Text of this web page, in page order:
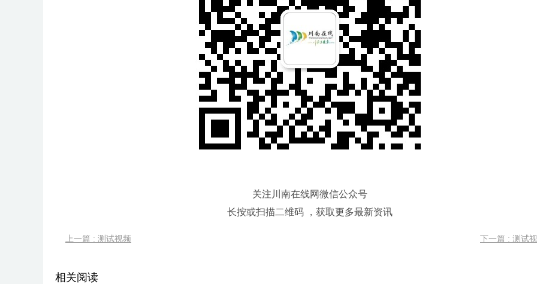
关注川南在线网微信公众号
长按或扫描二维码 ，获取更多最新资讯
上一篇 : 测试视频 下一篇 : 测试
相关阅读